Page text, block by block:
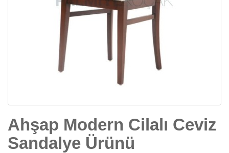
Ahşap Modern Cilalı Ceviz
Sandalye Ürünü